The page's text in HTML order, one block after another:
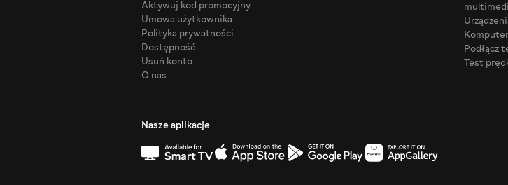
Aktywuj kod promocyjny
Umowa użytkownika
Polityka prywatności
Dostępność
Usuń konto
O nas
Komputer
Podłącz
Test
Nasze aplikacje